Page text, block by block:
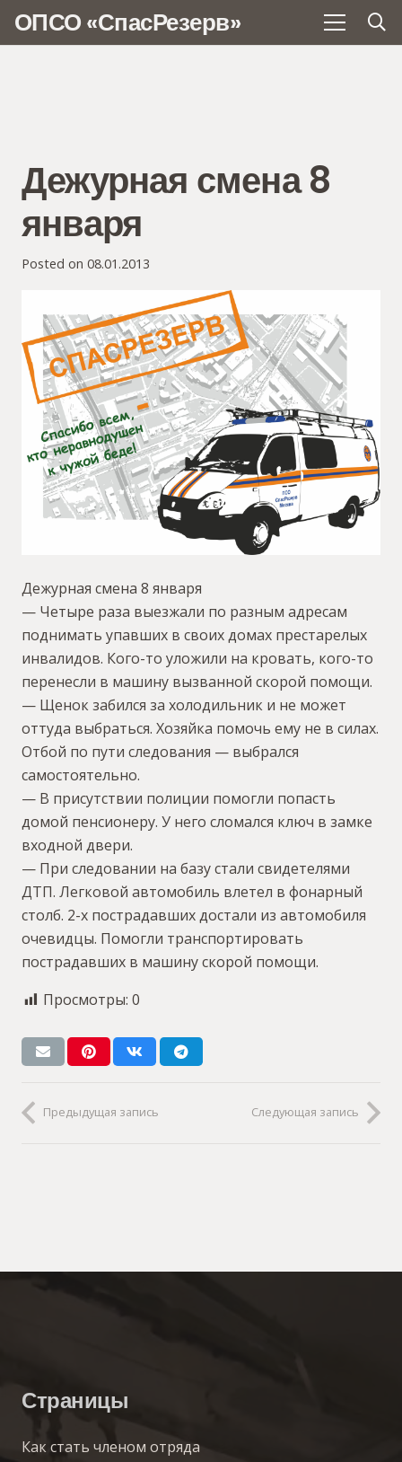
ОПСО «СпасРезерв»
Дежурная смена 8
января
Posted on 08.01.2013
Дежурная смена 8 января
— Четыре раза выезжали по разным адресам
поднимать упавших в своих домах престарелых
инвалидов. Кого-то уложили на кровать, кого-то
перенесли в машину вызванной скорой помощи.
— Щенок забился за холодильник и не может
оттуда выбраться. Хозяйка помочь ему не в силах.
Отбой по пути следования — выбрался
самостоятельно.
— В присутствии полиции помогли попасть
домой пенсионеру. У него сломался ключ в замке
входной двери.
— При следовании на базу стали свидетелями
ДТП. Легковой автомобиль влетел в фонарный
столб. 2-х пострадавших достали из автомобиля
очевидцы. Помогли транспортировать
пострадавших в машину скорой помощи.
Просмотры: 0
Предыдущая запись Следующая запись
Страницы
Как стать членом отряда